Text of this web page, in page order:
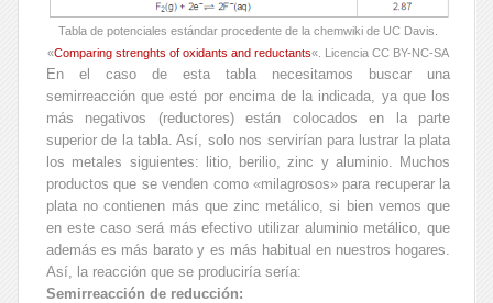
Tabla de potenciales estándar procedente de la chemwiki de UC Davis.
«Comparing strenghts of oxidants and reductants«. Licencia CC BY-NC-SA
En el caso de esta tabla necesitamos buscar una
semirreacción que esté por encima de la indicada, ya que los
más negativos (reductores) están colocados en la parte
superior de la tabla. Así, solo nos servirían para lustrar la plata
los metales siguientes: litio, berilio, zinc y aluminio. Muchos
productos que se venden como «milagrosos» para recuperar la
plata no contienen más que zinc metálico, si bien vemos que
en este caso será más efectivo utilizar aluminio metálico, que
además es más barato y es más habitual en nuestros hogares.
Así, la reacción que se produciría sería:
Semirreacción de reducción: